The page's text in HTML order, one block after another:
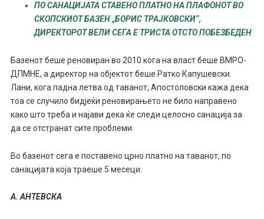
ПО САНАЦИЈАТА СТАВЕНО ПЛАТНО НА ПЛАФОНОТ ВО
СКОПСКИОТ БАЗЕН „БОРИС ТРАЈКОВСКИ“,
ДИРЕКТОРОТ ВЕЛИ СЕГА Е ТРИСТА ОТСТО ПОБЕЗБЕДЕН
Базенот беше реновиран во 2010 кога на власт беше ВМРО-
ДПМНЕ, а директор на објектот беше Ратко Капушевски.
Лани, кога падна летва од таванот, Апостоловски кажа дека
тоа се случило бидјеќи реновирањето не било направено
како што треба и најави дека ќе следи целосно санација за
да се отстранат сите проблеми.
Во базенот сега е поставено црно платно на таванот, по
санацијата која траеше 5 месеци.
А. АНТЕВСКА